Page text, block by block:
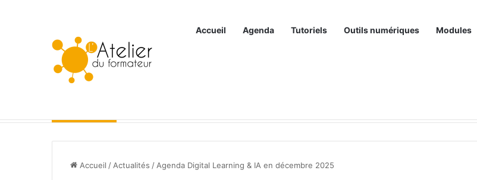
Accueil Agenda Tutoriels Outils numériques Modules
Accueil / Actualités / Agenda Digital Learning & IA en décembre 2025